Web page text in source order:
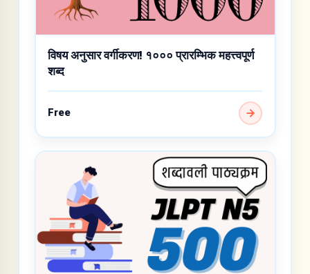
विषय अनुसार वर्गीकरण! १००० प्रारम्भिक महत्त्वपूर्ण
शब्द
Free